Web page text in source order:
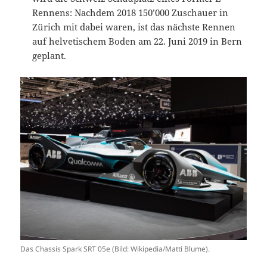
Rennens: Nachdem 2018 150’000 Zuschauer in
Zürich mit dabei waren, ist das nächste Rennen
auf helvetischem Boden am 22. Juni 2019 in Bern
geplant.
Das Chassis Spark SRT 05e (Bild: Wikipedia/Matti Blume).